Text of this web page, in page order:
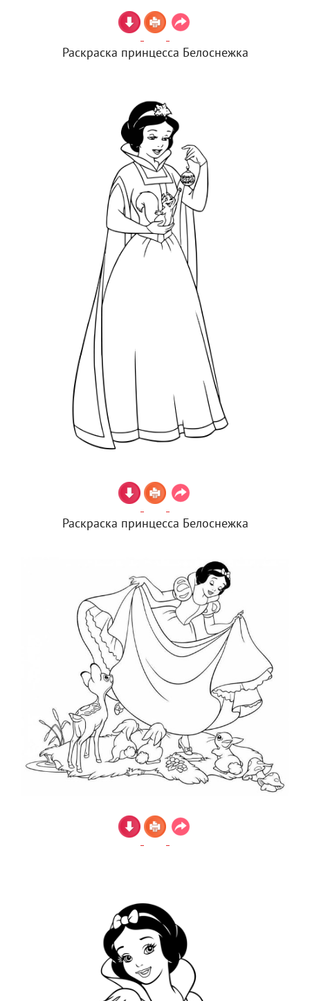
Раскраска принцесса Белоснежка
Раскраска принцесса Белоснежка